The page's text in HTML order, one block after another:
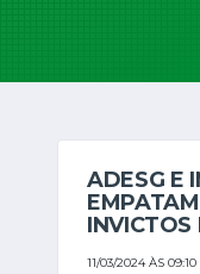
ADESG E
INVICTOS
11/03/2024 ÀS 09:10